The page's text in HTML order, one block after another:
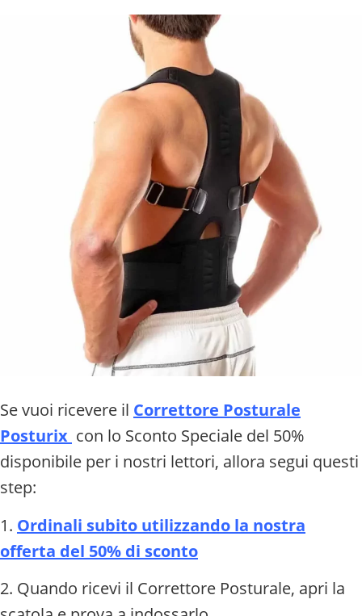
Se vuoi ricevere il Correttore Posturale
Posturix con lo Sconto Speciale del 50%
disponibile per i nostri lettori, allora segui questi
step:
1. Ordinali subito utilizzando la nostra
offerta del 50% di sconto
2. Quando ricevi il Correttore Posturale, apri la